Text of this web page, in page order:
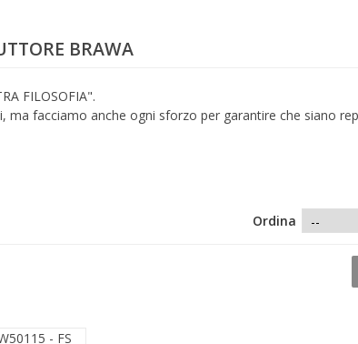
BRAWA
FILOSOFIA".
facciamo anche ogni sforzo per garantire che siano
Ordina